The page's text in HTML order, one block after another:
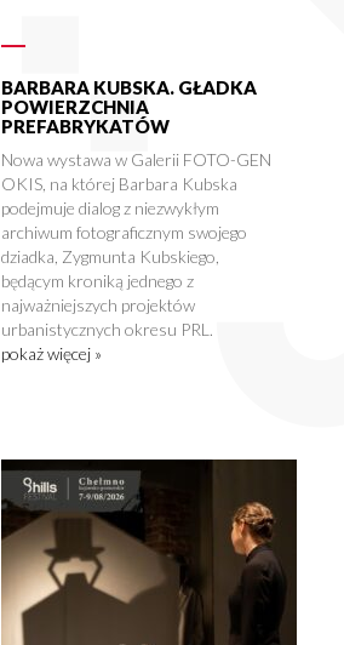
BARBARA KUBSKA. GŁADKA
POWIERZCHNIA
PREFABRYKATÓW
Nowa wystawa w Galerii FOTO-GEN
OKIS, na której Barbara Kubska
podejmuje dialog z niezwykłym
archiwum fotograficznym swojego
dziadka, Zygmunta Kubskiego,
będącym kroniką jednego z
najważniejszych projektów
urbanistycznych okresu PRL.
pokaż więcej »